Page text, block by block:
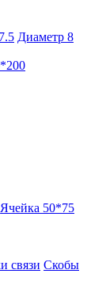
Диаметр 8
Ячейка 50*75
связи Скобы